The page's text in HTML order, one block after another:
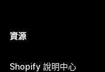
資源
Shopify 說明中心